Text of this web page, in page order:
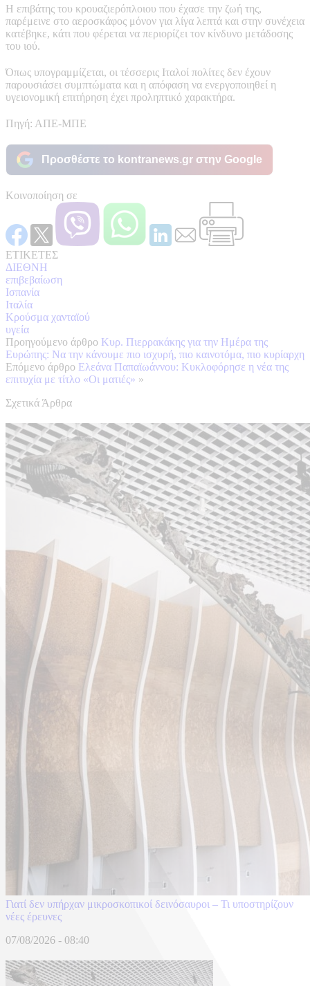
Η επιβάτης του κρουαζιερόπλοιου που έχασε την ζωή της,
παρέμεινε στο αεροσκάφος μόνον για λίγα λεπτά και στην συνέχεια
κατέβηκε, κάτι που φέρεται να περιορίζει τον κίνδυνο μετάδοσης
του ιού.
Όπως υπογραμμίζεται, οι τέσσερις Ιταλοί πολίτες δεν έχουν
παρουσιάσει συμπτώματα και η απόφαση να ενεργοποιηθεί η
υγειονομική επιτήρηση έχει προληπτικό χαρακτήρα.
Πηγή: ΑΠΕ-ΜΠΕ
Προσθέστε το kontranews.gr στην Google
Κοινοποίηση σε
ΕΤΙΚΕΤΕΣ
ΔΙΕΘΝΗ
επιβεβαίωση
Ισπανία
Ιταλία
Κρούσμα χανταϊού
υγεία
Προηγούμενο άρθρο Κυρ. Πιερρακάκης για την Ημέρα της
Ευρώπης: Να την κάνουμε πιο ισχυρή, πιο καινοτόμα, πιο κυρίαρχη
Επόμενο άρθρο Ελεάνα Παπαϊωάννου: Κυκλοφόρησε η νέα της
επιτυχία με τίτλο «Οι ματιές» »
Σχετικά Άρθρα
Γιατί δεν υπήρχαν μικροσκοπικοί δεινόσαυροι – Τι υποστηρίζουν
νέες έρευνες
07/08/2026 - 08:40